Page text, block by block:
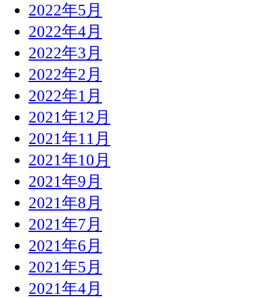
2022年5月
2022年4月
2022年3月
2022年2月
2022年1月
2021年12月
2021年11月
2021年10月
2021年9月
2021年8月
2021年7月
2021年6月
2021年5月
2021年4月